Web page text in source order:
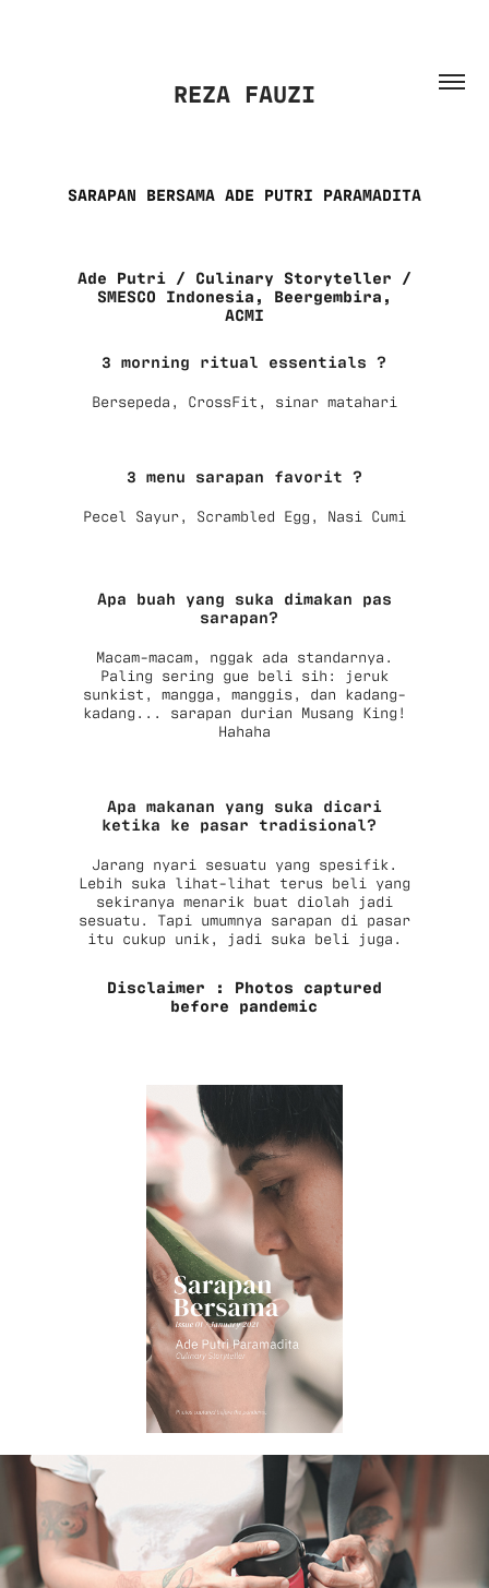
REZA FAUZI
SARAPAN BERSAMA ADE PUTRI PARAMADITA
Ade Putri / Culinary Storyteller /
SMESCO Indonesia, Beergembira,
ACMI
3 morning ritual essentials ?
Bersepeda, CrossFit, sinar matahari
3 menu sarapan favorit ?
Pecel Sayur, Scrambled Egg, Nasi Cumi
Apa buah yang suka dimakan pas
sarapan?
Macam-macam, nggak ada standarnya.
Paling sering gue beli sih: jeruk
sunkist, mangga, manggis, dan kadang-
kadang... sarapan durian Musang King!
Hahaha
Apa makanan yang suka dicari
ketika ke pasar tradisional?
Jarang nyari sesuatu yang spesifik.
Lebih suka lihat-lihat terus beli yang
sekiranya menarik buat diolah jadi
sesuatu. Tapi umumnya sarapan di pasar
itu cukup unik, jadi suka beli juga.
Disclaimer : Photos captured
before pandemic